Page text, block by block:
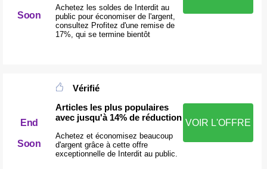
Soon
Achetez les soldes de Interdit au
public pour économiser de l'argent,
consultez Profitez d'une remise de
17%, qui se termine bientôt
End
Soon
Vérifié
Articles les plus populaires
avec jusqu'à 14% de réduction
Achetez et économisez beaucoup
d'argent grâce à cette offre
exceptionnelle de Interdit au public.
VOIR L'OFFRE